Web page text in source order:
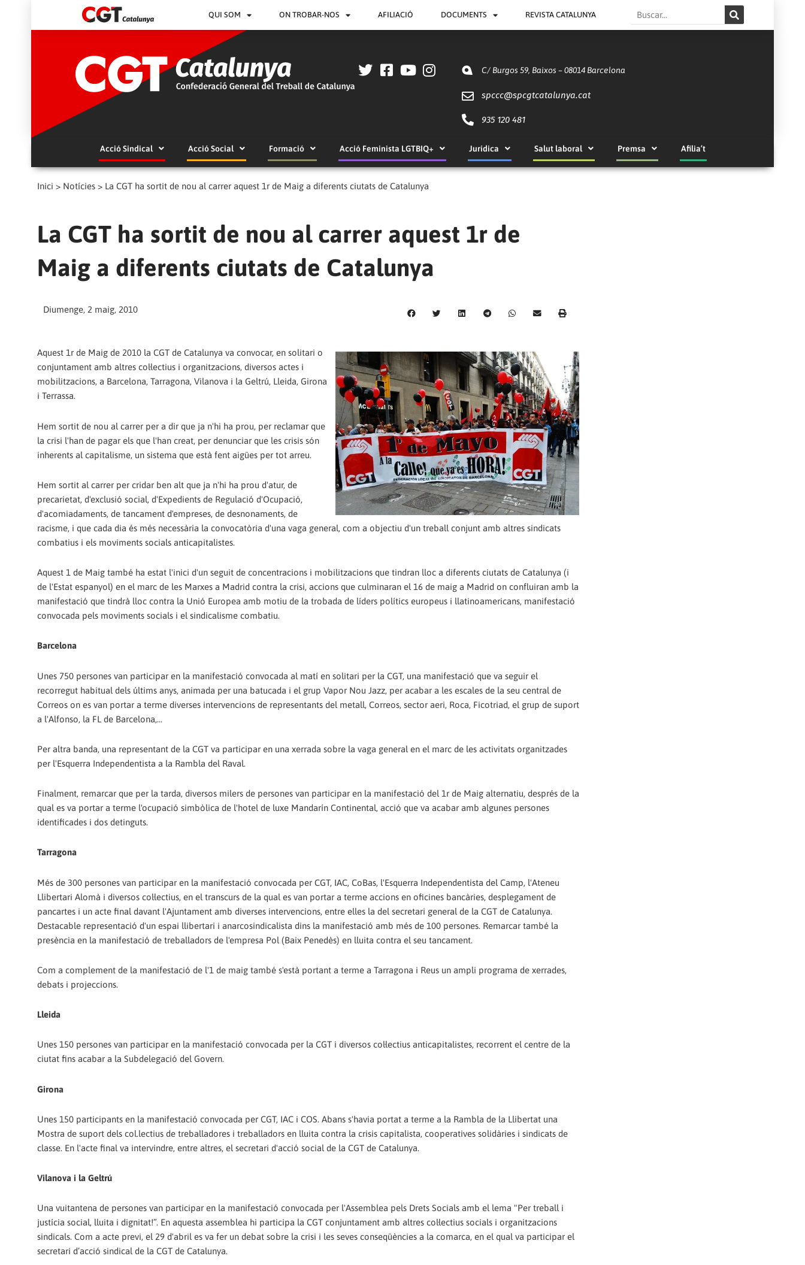
QUI SOM ON TROBAR-NOS AFILIACIÓ DOCUMENTS REVISTA CATALUNYA Search
C/ Burgos 59, Baixos – 08014 Barcelona
spccc@spcgtcatalunya.cat
935 120 481
Acció Sindical Acció Social Formació Acció Feminista LGTBIQ+ Jurídica Salut laboral Premsa Afilia’t
Inici > Notícies > La CGT ha sortit de nou al carrer aquest 1r de Maig a diferents ciutats de Catalunya
La CGT ha sortit de nou al carrer aquest 1r de
Maig a diferents ciutats de Catalunya
Diumenge, 2 maig, 2010
Aquest 1r de Maig de 2010 la CGT de Catalunya va convocar, en solitari o
conjuntament amb altres col·lectius i organitzacions, diversos actes i
mobilitzacions, a Barcelona, Tarragona, Vilanova i la Geltrú, Lleida, Girona
i Terrassa.
Hem sortit de nou al carrer per a dir que ja n'hi ha prou, per reclamar que
la crisi l'han de pagar els que l'han creat, per denunciar que les crisis són
inherents al capitalisme, un sistema que està fent aigües per tot arreu.
Hem sortit al carrer per cridar ben alt que ja n'hi ha prou d'atur, de
precarietat, d'exclusió social, d'Expedients de Regulació d'Ocupació,
d'acomiadaments, de tancament d'empreses, de desnonaments, de
racisme, i que cada dia és més necessària la convocatòria d'una vaga general, com a objectiu d'un treball conjunt amb altres sindicats
combatius i els moviments socials anticapitalistes.
Aquest 1 de Maig també ha estat l'inici d'un seguit de concentracions i mobilitzacions que tindran lloc a diferents ciutats de Catalunya (i
de l'Estat espanyol) en el marc de les Marxes a Madrid contra la crisi, accions que culminaran el 16 de maig a Madrid on confluiran amb la
manifestació que tindrà lloc contra la Unió Europea amb motiu de la trobada de líders polítics europeus i llatinoamericans, manifestació
convocada pels moviments socials i el sindicalisme combatiu.
Barcelona
Unes 750 persones van participar en la manifestació convocada al matí en solitari per la CGT, una manifestació que va seguir el
recorregut habitual dels últims anys, animada per una batucada i el grup Vapor Nou Jazz, per acabar a les escales de la seu central de
Correos on es van portar a terme diverses intervencions de representants del metall, Correos, sector aeri, Roca, Ficotriad, el grup de suport
a l'Alfonso, la FL de Barcelona,...
Per altra banda, una representant de la CGT va participar en una xerrada sobre la vaga general en el marc de les activitats organitzades
per l'Esquerra Independentista a la Rambla del Raval.
Finalment, remarcar que per la tarda, diversos milers de persones van participar en la manifestació del 1r de Maig alternatiu, després de la
qual es va portar a terme l'ocupació simbòlica de l'hotel de luxe Mandarín Continental, acció que va acabar amb algunes persones
identificades i dos detinguts.
Tarragona
Més de 300 persones van participar en la manifestació convocada per CGT, IAC, CoBas, l'Esquerra Independentista del Camp, l'Ateneu
Llibertari Alomà i diversos col·lectius, en el transcurs de la qual es van portar a terme accions en oficines bancàries, desplegament de
pancartes i un acte final davant l'Ajuntament amb diverses intervencions, entre elles la del secretari general de la CGT de Catalunya.
Destacable representació d'un espai llibertari i anarcosindicalista dins la manifestació amb més de 100 persones. Remarcar també la
presència en la manifestació de treballadors de l'empresa Pol (Baix Penedès) en lluita contra el seu tancament.
Com a complement de la manifestació de l'1 de maig també s'està portant a terme a Tarragona i Reus un ampli programa de xerrades,
debats i projeccions.
Lleida
Unes 150 persones van participar en la manifestació convocada per la CGT i diversos col·lectius anticapitalistes, recorrent el centre de la
ciutat fins acabar a la Subdelegació del Govern.
Girona
Unes 150 participants en la manifestació convocada per CGT, IAC i COS. Abans s'havia portat a terme a la Rambla de la Llibertat una
Mostra de suport dels col.lectius de treballadores i treballadors en lluita contra la crisis capitalista, cooperatives solidàries i sindicats de
classe. En l'acte final va intervindre, entre altres, el secretari d'acció social de la CGT de Catalunya.
Vilanova i la Geltrú
Una vuitantena de persones van participar en la manifestació convocada per l'Assemblea pels Drets Socials amb el lema "Per treball i
justícia social, lluita i dignitat!”. En aquesta assemblea hi participa la CGT conjuntament amb altres col·lectius socials i organitzacions
sindicals. Com a acte previ, el 29 d'abril es va fer un debat sobre la crisi i les seves conseqüències a la comarca, en el qual va participar el
secretari d’acció sindical de la CGT de Catalunya.